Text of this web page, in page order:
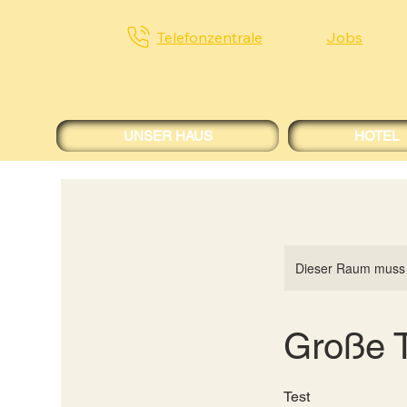
UNSER HAUS HOTEL
Telefonzentrale Jobs
Dieser Raum
Große
Test